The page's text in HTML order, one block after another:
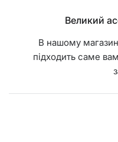
Великий
В нашому
підходить саме